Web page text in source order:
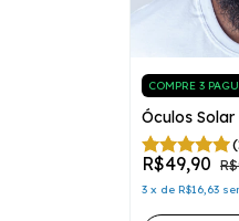
COMPRE 3
Óculos
R$49,90
3 x de R$16,63